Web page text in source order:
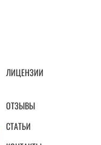
ЛИЦЕНЗИИ
ОТЗЫВЫ
СТАТЬИ